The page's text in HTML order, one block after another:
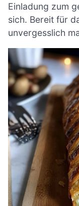
Einladung zum
sich. Bereit für
unvergesslich